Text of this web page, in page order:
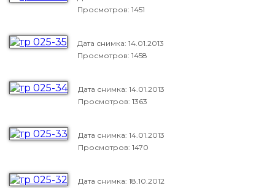
Просмотров: 1451
Дата снимка: 14.01.2013
Просмотров: 1458
Дата снимка: 14.01.2013
Просмотров: 1363
Дата снимка: 14.01.2013
Просмотров: 1470
Дата снимка: 18.10.2012